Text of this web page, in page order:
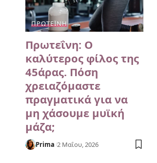
ΠΡΩΤΕΪ́ΝΗ
Πρωτεΐνη: Ο
καλύτερος φίλος της
45άρας. Πόση
χρειαζόμαστε
πραγματικά για να
μη χάσουμε μυϊκή
μάζα;
Prima 2 Μαΐου, 2026